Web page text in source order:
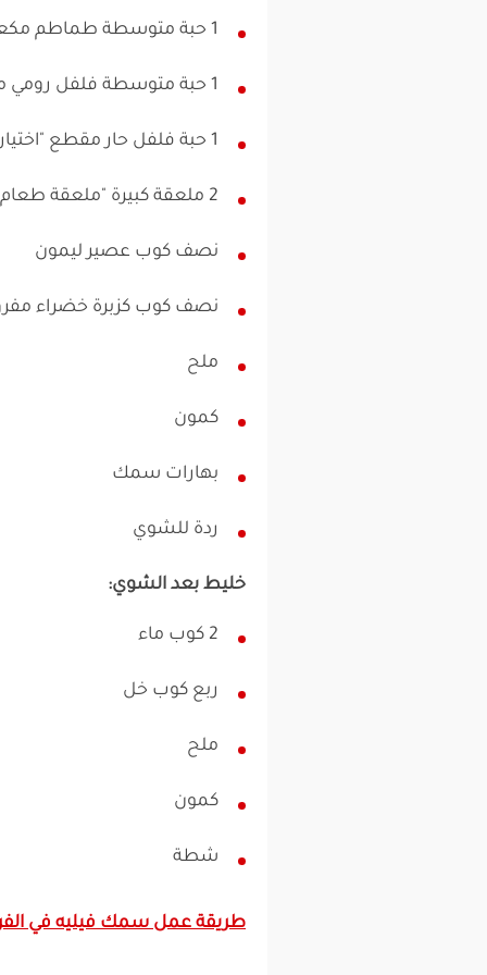
1 حبة متوسطة طماطم مكعبات
1 حبة متوسطة فلفل رومي مقطع
1 حبة فلفل حار مقطع "اختياري"
2 ملعقة كبيرة "ملعقة طعام" ثوم مفروم
نصف كوب عصير ليمون
نصف كوب كزبرة خضراء
ملح
كمون
بهارات سمك
ردة للشوي
خليط بعد الشوي:
2 كوب ماء
ربع كوب خل
ملح
كمون
شطة
طريقة عمل سمك فيليه في